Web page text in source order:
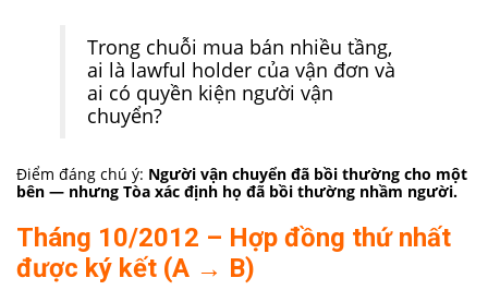
Trong chuỗi mua bán nhiều tầng,
ai là lawful holder của vận đơn và
ai có quyền kiện người vận
chuyển?
Điểm đáng chú ý: Người vận chuyển đã bồi thường cho một
bên — nhưng Tòa xác định họ đã bồi thường nhầm người.
Tháng 10/2012 – Hợp đồng thứ nhất
được ký kết (A → B)